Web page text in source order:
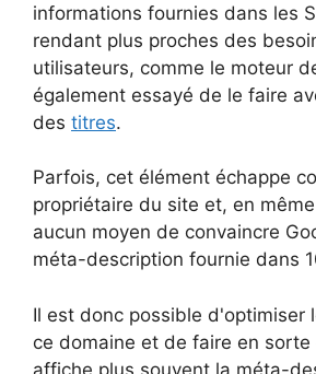
informations fournies dans les
rendant plus proches des
utilisateurs, comme le moteur
également essayé de le faire
des titres.
Parfois, cet élément échappe
propriétaire du site et, en
aucun moyen de convaincre
méta-description fournie dans
Il est donc possible d'optimiser
ce domaine et de faire en sorte
affiche plus souvent la méta-